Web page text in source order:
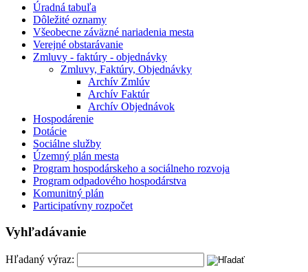
Úradná tabuľa
Dôležité oznamy
Všeobecne záväzné nariadenia mesta
Verejné obstarávanie
Zmluvy - faktúry - objednávky
Zmluvy, Faktúry, Objednávky
Archív Zmlúv
Archív Faktúr
Archív Objednávok
Hospodárenie
Dotácie
Sociálne služby
Územný plán mesta
Program hospodárskeho a sociálneho rozvoja
Program odpadového hospodárstva
Komunitný plán
Participatívny rozpočet
Vyhľadávanie
Hľadaný výraz: